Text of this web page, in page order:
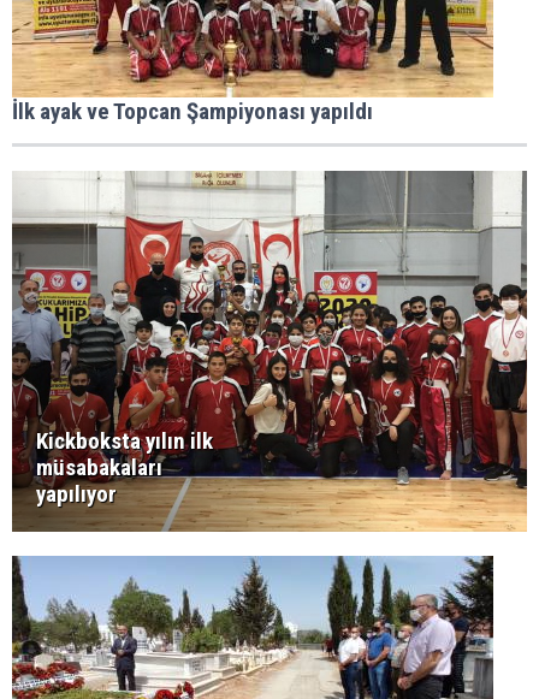
İlk ayak ve Topcan Şampiyonası yapıldı
Kickboksta yılın ilk
müsabakaları
yapılıyor